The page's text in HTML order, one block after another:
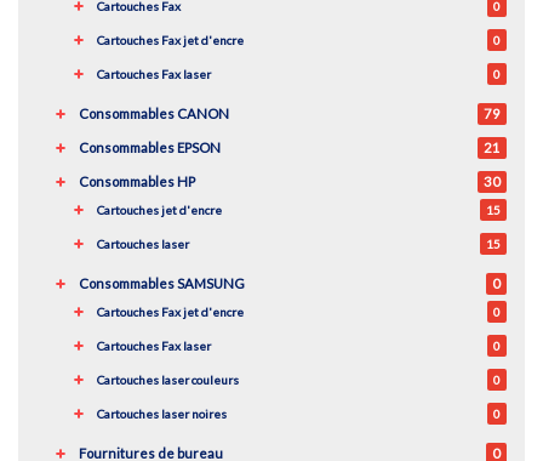
Cartouches Fax 0
Cartouches Fax jet d'encre 0
Cartouches Fax laser 0
Consommables CANON 79
Consommables EPSON 21
Consommables HP 30
Cartouches jet d'encre 15
Cartouches laser 15
Consommables SAMSUNG 0
Cartouches Fax jet d'encre 0
Cartouches Fax laser 0
Cartouches laser couleurs 0
Cartouches laser noires 0
Fournitures de bureau 0